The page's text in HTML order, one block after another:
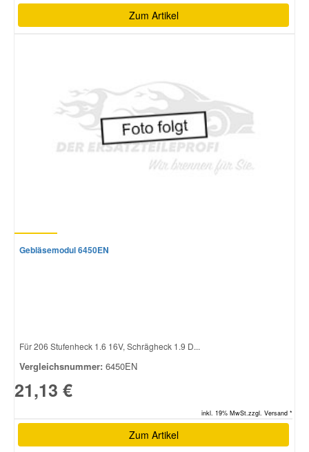
Zum Artikel
Gebläsemodul 6450EN
Für 206 Stufenheck 1.6 16V, Schrägheck 1.9 D...
Vergleichsnummer: 6450EN
21,13 €
inkl. 19% MwSt.zzgl. Versand *
Zum Artikel